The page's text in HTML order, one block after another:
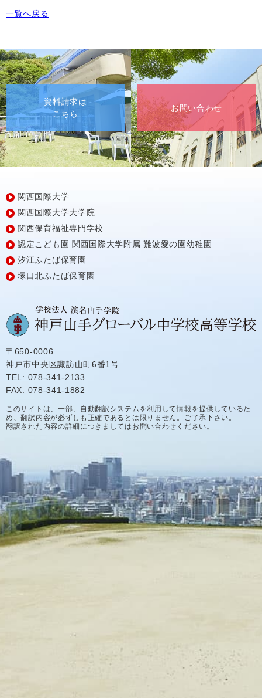
一覧へ戻る
資料請求は
こちら
お問い合わせ
関西国際大学
関西国際大学大学院
関西保育福祉専門学校
認定こども園 関西国際大学附属 難波愛の園幼稚園
汐江ふたば保育園
塚口北ふたば保育園
〒650-0006
神戸市中央区諏訪山町6番1号
TEL: 078-341-2133
FAX: 078-341-1882
このサイトは、一部、自動翻訳システムを利用して情報を提供しているた
め、翻訳内容が必ずしも正確であるとは限りません。ご了承下さい。
翻訳された内容の詳細につきましてはお問い合わせください。